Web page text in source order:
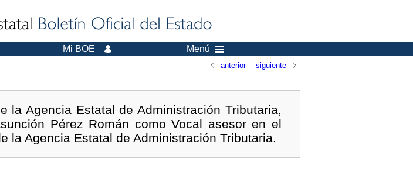
Mi BOE Menú
anterior siguiente
la Agencia Estatal de Administración Tributaria,
Pérez Román como Vocal asesor en el
la Agencia Estatal de Administración Tributaria.